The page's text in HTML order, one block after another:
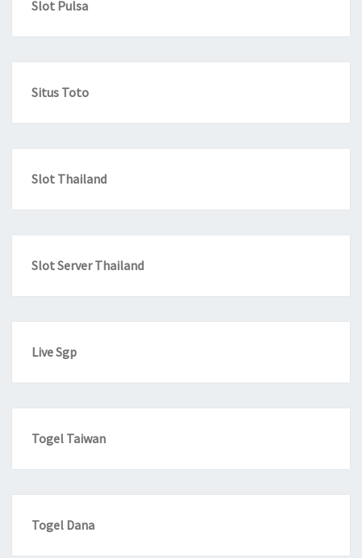
Slot Pulsa
Situs Toto
Slot Thailand
Slot Server Thailand
Live Sgp
Togel Taiwan
Togel Dana